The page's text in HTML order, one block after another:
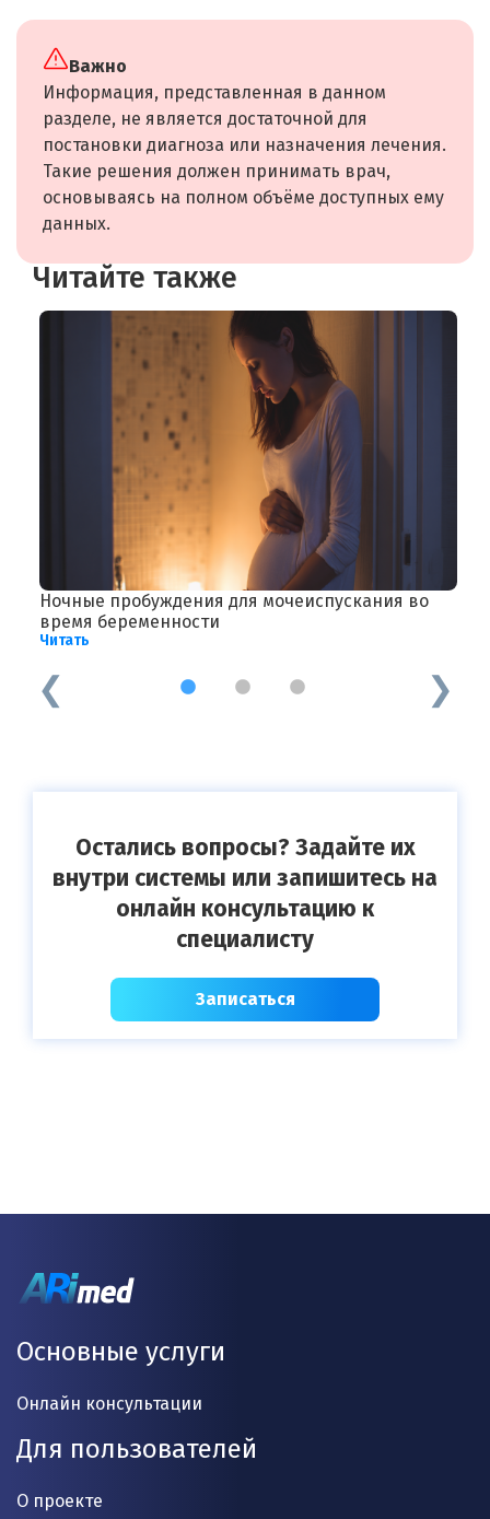
Важно
Информация, представленная в данном
разделе, не является достаточной для
постановки диагноза или назначения лечения.
Такие решения должен принимать врач,
основываясь на полном объёме доступных ему
данных.
Читайте также
Ночные пробуждения для мочеиспускания во
время беременности
Читать
1 2 3
Остались вопросы? Задайте их
внутри системы или запишитесь на
онлайн консультацию к
специалисту
Записаться
Основные услуги
Онлайн консультации
Для пользователей
О проекте